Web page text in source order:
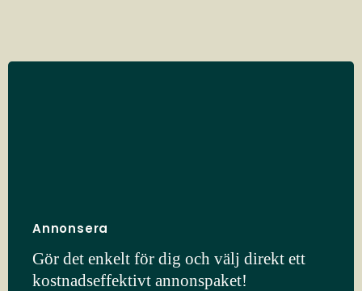
Annonsera
Gör det enkelt för dig och välj direkt ett
kostnadseffektivt annonspaket!